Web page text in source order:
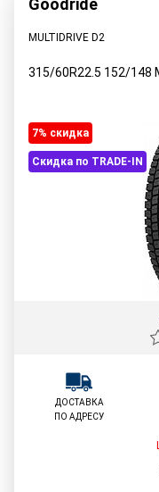
MULTIDRIVE D2
315/60R22.5 152/148
7% cкидка
Скидка по TRADE-IN
ДОСТАВКА
ПО АДРЕСУ